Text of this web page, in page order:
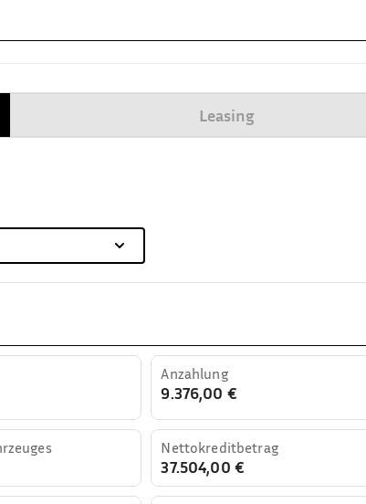
Leasing
Anzahlung
9.376,00 €
Nettokreditbetrag
37.504,00 €